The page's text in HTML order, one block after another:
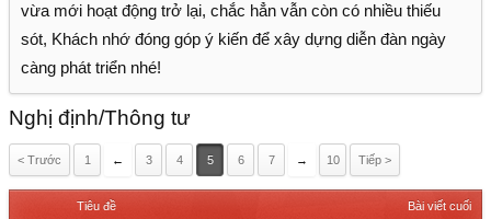
vừa mới hoạt động trở lại, chắc hẳn vẫn còn có nhiều thiếu
sót, Khách nhớ đóng góp ý kiến để xây dựng diễn đàn ngày
càng phát triển nhé!
Nghị định/Thông tư
< Trước 1 ← 3 4 5 6 7 → 10 Tiếp >
Tiêu đề Bài viết cuối